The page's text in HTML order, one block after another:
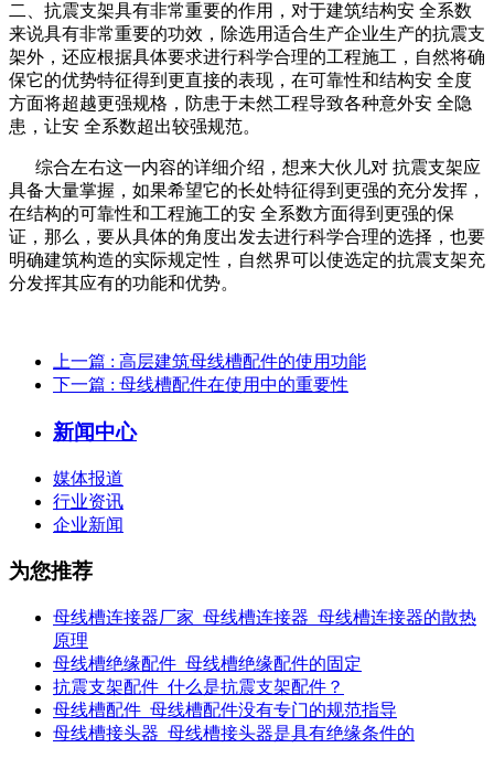
二、抗震支架具有非常重要的作用，对于建筑结构安 全系数
来说具有非常重要的功效，除选用适合生产企业生产的抗震支
架外，还应根据具体要求进行科学合理的工程施工，自然将确
保它的优势特征得到更直接的表现，在可靠性和结构安 全度
方面将超越更强规格，防患于未然工程导致各种意外安 全隐
患，让安 全系数超出较强规范。
综合左右这一内容的详细介绍，想来大伙儿对 抗震支架应
具备大量掌握，如果希望它的长处特征得到更强的充分发挥，
在结构的可靠性和工程施工的安 全系数方面得到更强的保
证，那么，要从具体的角度出发去进行科学合理的选择，也要
明确建筑构造的实际规定性，自然界可以使选定的抗震支架充
分发挥其应有的功能和优势。
上一篇 : 高层建筑母线槽配件的使用功能
下一篇 : 母线槽配件在使用中的重要性
新闻中心
媒体报道
行业资讯
企业新闻
为您推荐
母线槽连接器厂家_母线槽连接器_母线槽连接器的散热
原理
母线槽绝缘配件_母线槽绝缘配件的固定
抗震支架配件_什么是抗震支架配件？
母线槽配件_母线槽配件没有专门的规范指导
母线槽接头器_母线槽接头器是具有绝缘条件的